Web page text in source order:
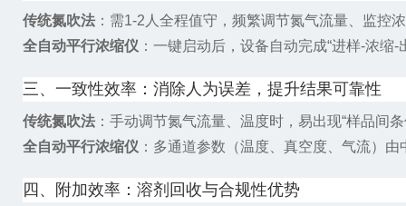
传统氮吹法 ：需1-2人全程值守，频繁调节氮气流量、监控
全自动平行浓缩仪 ：一键启动后，设备自动完成“进样-浓
三、一致性效率：消除人为误差，提升结果可靠性
传统氮吹法 ：手动调节氮气流量、温度时，易出现“样品间
全自动平行浓缩仪 ：多通道参数（温度、真空度、气流）
四、附加效率：溶剂回收与合规性优势